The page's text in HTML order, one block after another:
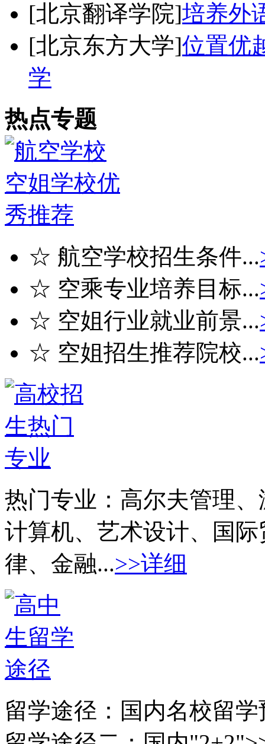
[北京翻译学院]培养外
[北京东方大学]位置优
学
热点专题
☆ 航空学校招生条件...
☆ 空乘专业培养目标...
☆ 空姐行业就业前景...
☆ 空姐招生推荐院校...
热门专业： 高尔夫管理
计算机、艺术设计、国
律、金融...>>详细
留学途径： 国内名校留